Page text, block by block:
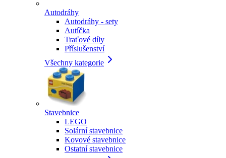
Autodráhy
Autodráhy - sety
Autíčka
Traťové díly
Příslušenství
Všechny kategorie
Stavebnice
LEGO
Solární stavebnice
Kovové stavebnice
Ostatní stavebnice